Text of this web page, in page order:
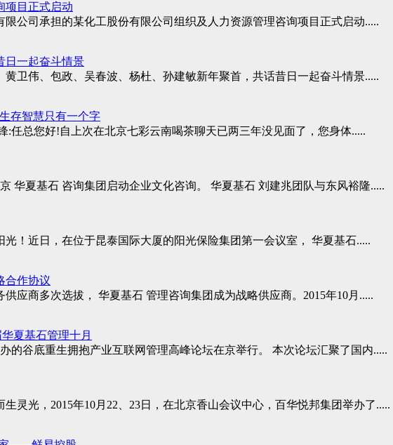
项目正式启动
限公司承担的某化工股份有限公司组织及人力资源管理咨询项目正式启动.....
日一起奋斗情景
黄卫伟、包政、吴春波、杨杜、孙建敏新年聚首，共话昔日一起奋斗情景.....
存智慧只有一个字
:任总您好!自上次在北京七彩云南喝茶聊天已两三年没见面了，您身体.....
华夏基石 咨询集团启动企业文化咨询。 华夏基石 刘建兆团队与东风裕隆.....
！近日，在位于昆泰国际大厦的阳光保险集团第一会议室， 华夏基石.....
合作协议
应商多次选拔， 华夏基石 管理咨询集团成为战略供应商。2015年10月.....
夏基石管理十月
的谷底重生拥抱产业互联网管理高峰论坛在京举行。 本次论坛汇聚了国内.....
灵光，2015年10月22、23日，在北京香山会议中心，百华悦邦集团举办了.....